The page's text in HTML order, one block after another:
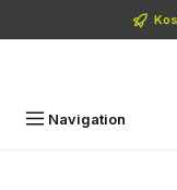
Zum Hauptinhalt
Navigation